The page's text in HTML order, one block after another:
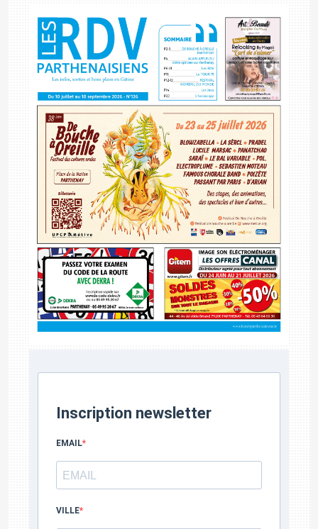
Inscription newsletter
EMAIL
VILLE